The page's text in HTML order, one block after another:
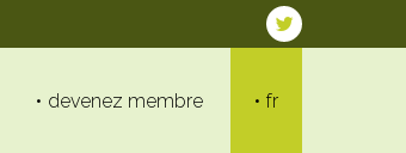
devenez membre fr